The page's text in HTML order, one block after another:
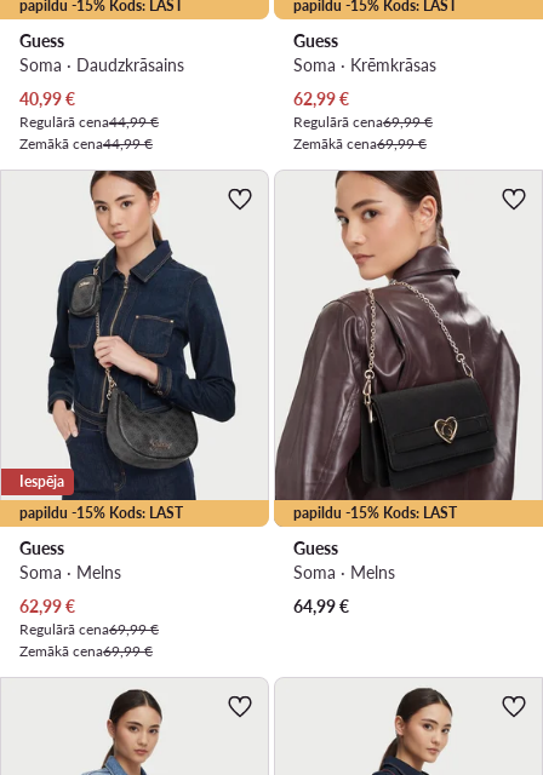
papildu -15% Kods: LAST
Guess
Soma · Daudzkrāsains
Pašreizējā cena
40,99€
Regulārā cena44,99 €
Zemākā cena44,99 €
papildu -15% Kods: LAST
Guess
Soma · Krēmkrāsas
Pašreizējā cena
62,99€
Regulārā cena69,99 €
Zemākā cena69,99 €
papildu -15% Kods: LAST
Iespēja
Guess
Soma · Melns
Pašreizējā cena
62,99€
Regulārā cena69,99 €
Zemākā cena69,99 €
papildu -15% Kods: LAST
Guess
Soma · Melns
64,99€